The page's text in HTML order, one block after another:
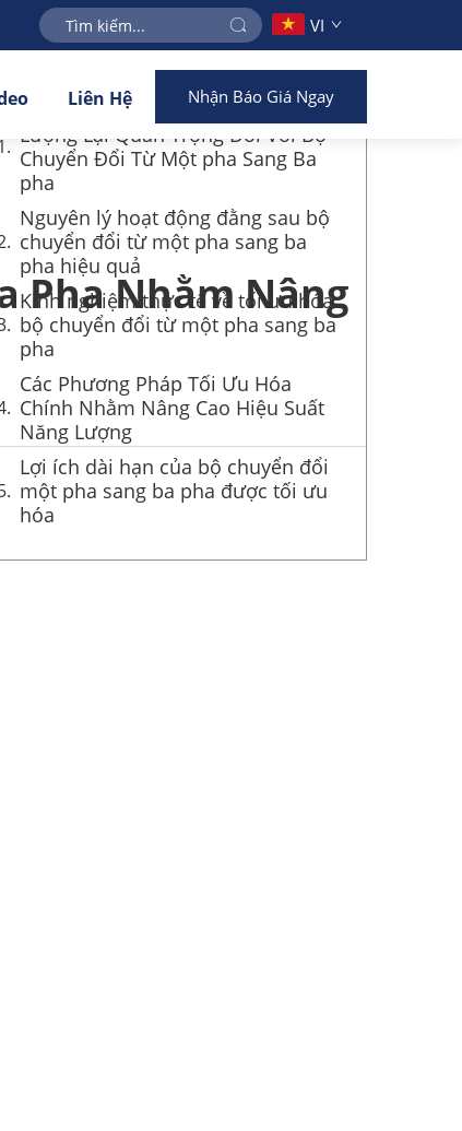
VI
Liên Hệ Nhận Báo Giá Ngay
Pha Nhằm Nâng
Mục lục
Tại Sao Việc Tối Ưu Hóa Năng
Lượng Lại Quan Trọng Đối Với Bộ
Chuyển Đổi Từ Một pha Sang Ba
pha
Nguyên lý hoạt động đằng sau bộ
chuyển đổi từ một pha sang ba
pha hiệu quả
Kinh nghiệm thực tế về tối ưu hóa
bộ chuyển đổi từ một pha sang ba
pha
Các Phương Pháp Tối Ưu Hóa
Chính Nhằm Nâng Cao Hiệu Suất
Năng Lượng
Lợi ích dài hạn của bộ chuyển đổi
một pha sang ba pha được tối ưu
hóa